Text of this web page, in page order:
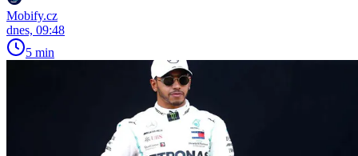
Mobify.cz
dnes, 09:48
5 min